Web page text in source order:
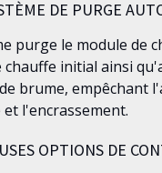
DE PURGE
purge le module de
chauffe initial ainsi
brume, empêchant
l'encrassement.
OPTIONS DE